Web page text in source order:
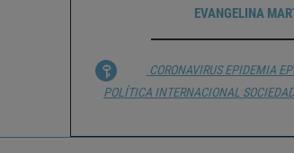
EVANGELINA
CORONAVIRUS EPIDEMIA
POLÍTICA INTERNACIONAL